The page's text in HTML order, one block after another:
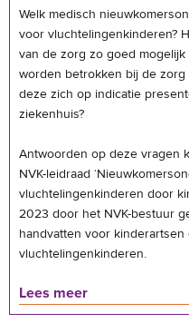
Welk medisch
voor vluchtelingenkinderen?
van de zorg zo goed
worden betrokken bij de
deze zich op indicatie
ziekenhuis?
Antwoorden op deze vragen
NVK-leidraad
vluchtelingenkinderen door
2023 door het NVK-bestuur
handvatten voor
vluchtelingenkinderen.
Lees meer